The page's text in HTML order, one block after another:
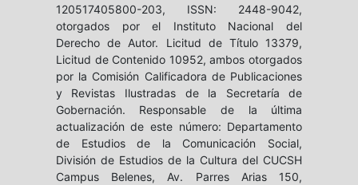
120517405800-203, ISSN: 2448-9042,
otorgados por el Instituto Nacional del
Derecho de Autor. Licitud de Título 13379,
Licitud de Contenido 10952, ambos otorgados
por la Comisión Calificadora de Publicaciones
y Revistas Ilustradas de la Secretaría de
Gobernación. Responsable de la última
actualización de este número: Departamento
de Estudios de la Comunicación Social,
División de Estudios de la Cultura del CUCSH
Campus Belenes, Av. Parres Arias 150,